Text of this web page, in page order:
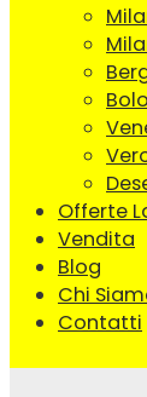
Offerte
Vendita
Blog
Chi
Contatti